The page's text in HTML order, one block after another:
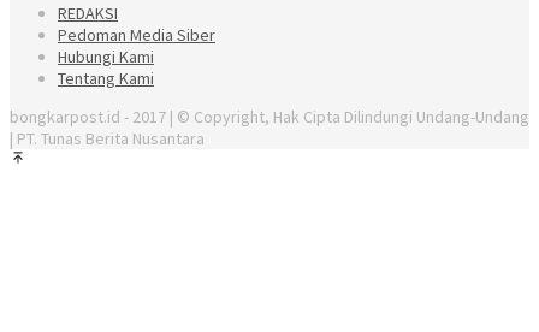
REDAKSI
Pedoman Media Siber
Hubungi Kami
Tentang Kami
bongkarpost.id - 2017 | © Copyright, Hak Cipta Dilindungi Undang-Undang
| PT. Tunas Berita Nusantara